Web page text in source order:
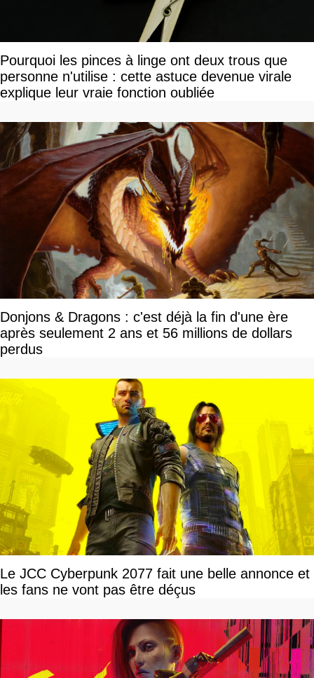
Pourquoi les pinces à linge ont deux trous que
personne n'utilise : cette astuce devenue virale
explique leur vraie fonction oubliée
Donjons & Dragons : c'est déjà la fin d'une ère
après seulement 2 ans et 56 millions de dollars
perdus
Le JCC Cyberpunk 2077 fait une belle annonce et
les fans ne vont pas être déçus